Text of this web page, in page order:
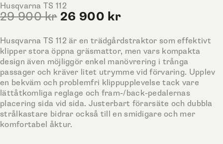
Husqvarna TS 112
29 900kr Det
priset
var:
29
900 kr.
26 900 krDet
priset
är:
26
900 kr.
Husqvarna TS 112 är en trädgårdstraktor som effektivt
klipper stora öppna gräsmattor, men vars kompakta
design även möjliggör enkel manövrering i trånga
passager och kräver litet utrymme vid förvaring. Upplev
en bekväm och problemfri klippupplevelse tack vare
lättåtkomliga reglage och fram-/back-pedalernas
placering sida vid sida. Justerbart förarsäte och dubbla
strålkastare bidrar också till en smidigare och mer
komfortabel åktur.